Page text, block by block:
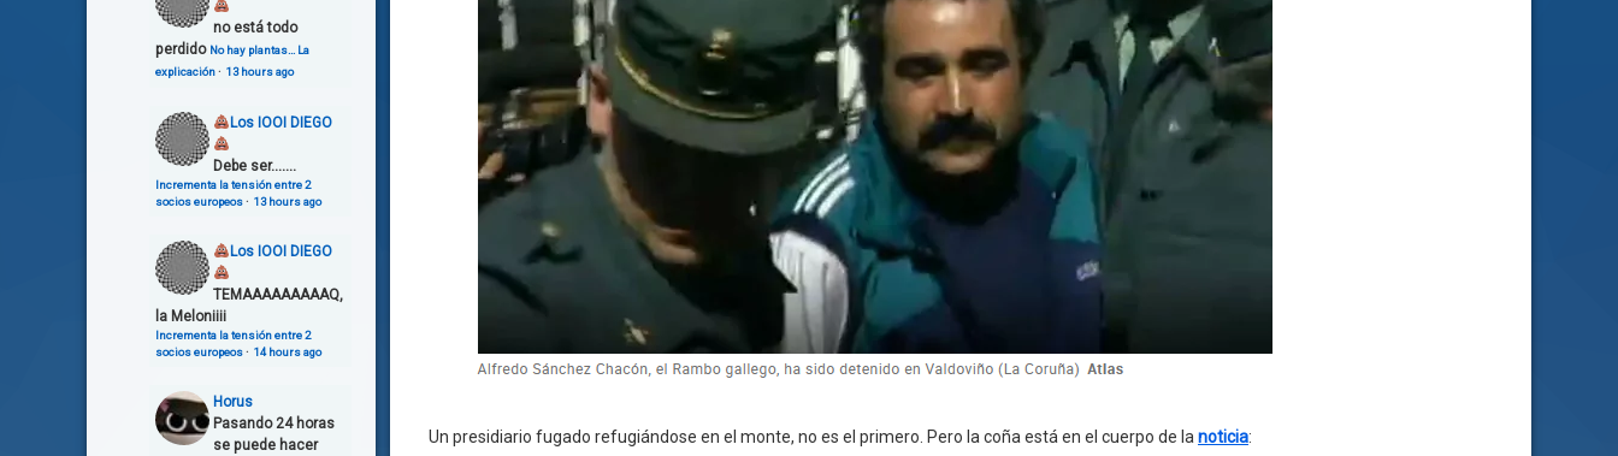
Un presidiario fugado refugiándose en el monte, no es el primero. Pero la coña está en el cuerpo de la noticia:
no está todo
perdido No hay plantas… La
explicación· 13 hours ago
Los IOOI DIEGO
Debe ser.......
Incrementa la tensión entre 2
socios europeos· 13 hours ago
Los IOOI DIEGO
TEMAAAAAAAAAQ,
la Meloniiii
Incrementa la tensión entre 2
socios europeos· 14 hours ago
Horus
Pasando 24 horas
se puede hacer